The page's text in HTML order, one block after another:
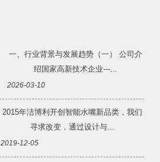
一、行业背景与发展趋势（一） 公司介
绍国家高新技术企业---...
2026-03-10
2015年洁博利开创智能水嘴新品类，我们
寻求改变，通过设计与...
2019-12-05